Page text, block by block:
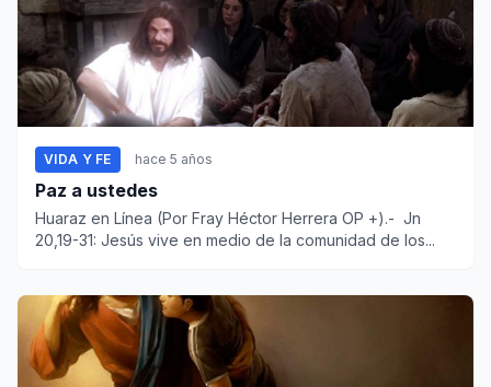
VIDA Y FE hace 5 años
Paz a ustedes
Huaraz en Línea (Por Fray Héctor Herrera OP +).- Jn
20,19-31: Jesús vive en medio de la comunidad de los...